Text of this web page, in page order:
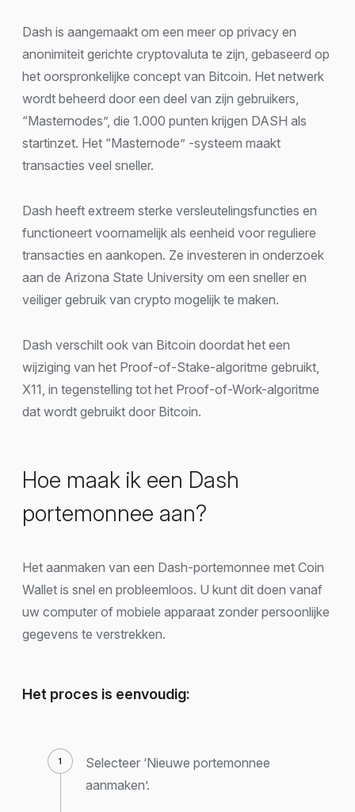
Dash is aangemaakt om een meer op privacy en
anonimiteit gerichte cryptovaluta te zijn, gebaseerd op
het oorspronkelijke concept van Bitcoin. Het netwerk
wordt beheerd door een deel van zijn gebruikers,
“Masternodes”, die 1.000 punten krijgen DASH als
startinzet. Het “Masternode” -systeem maakt
transacties veel sneller.
Dash heeft extreem sterke versleutelingsfuncties en
functioneert voornamelijk als eenheid voor reguliere
transacties en aankopen. Ze investeren in onderzoek
aan de Arizona State University om een sneller en
veiliger gebruik van crypto mogelijk te maken.
Dash verschilt ook van Bitcoin doordat het een
wijziging van het Proof-of-Stake-algoritme gebruikt,
X11, in tegenstelling tot het Proof-of-Work-algoritme
dat wordt gebruikt door Bitcoin.
Hoe maak ik een Dash
portemonnee aan?
Het aanmaken van een Dash-portemonnee met Coin
Wallet is snel en probleemloos. U kunt dit doen vanaf
uw computer of mobiele apparaat zonder persoonlijke
gegevens te verstrekken.
Het proces is eenvoudig:
Selecteer ‘Nieuwe portemonnee
aanmaken’.